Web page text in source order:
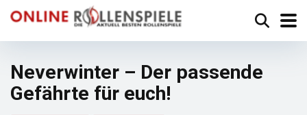
Neverwinter – Der passende
Gefährte für euch!